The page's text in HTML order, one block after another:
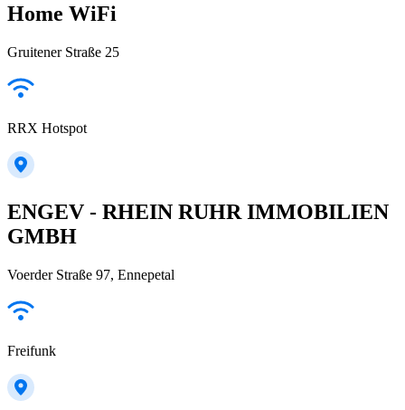
Home WiFi
Gruitener Straße 25
RRX Hotspot
ENGEV - RHEIN RUHR IMMOBILIEN
GMBH
Voerder Straße 97, Ennepetal
Freifunk